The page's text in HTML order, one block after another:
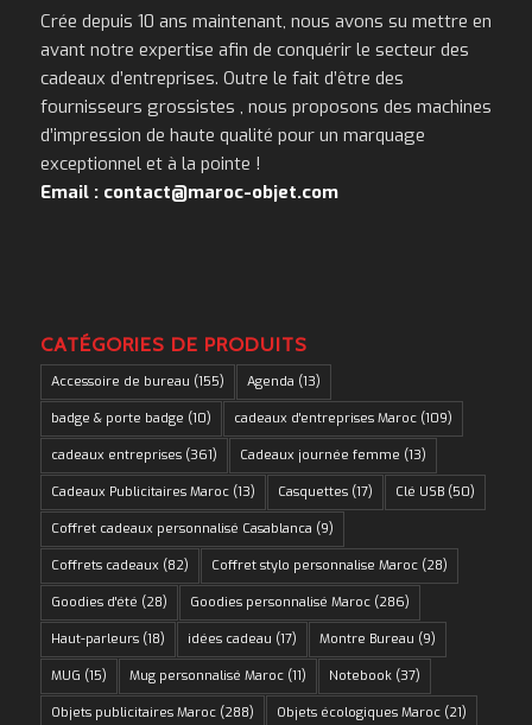
Crée depuis 10 ans maintenant, nous avons su mettre en
avant notre expertise afin de conquérir le secteur des
cadeaux d’entreprises. Outre le fait d’être des
fournisseurs grossistes , nous proposons des machines
d’impression de haute qualité pour un marquage
exceptionnel et à la pointe !
Email : contact@maroc-objet.com
CATÉGORIES DE PRODUITS
Accessoire de bureau (155) Agenda (13)
badge & porte badge (10) cadeaux d'entreprises Maroc(109)
cadeaux entreprises(361) Cadeaux journée femme (13)
Cadeaux Publicitaires Maroc(13) Casquettes(17) Clé USB(50)
Coffret cadeaux personnalisé Casablanca (9)
Coffrets cadeaux (82) Coffret stylo personnalise Maroc(28)
Goodies d'été (28) Goodies personnalisé Maroc(286)
Haut-parleurs(18) idées cadeau (17) Montre Bureau (9)
MUG (15) Mug personnalisé Maroc(11) Notebook(37)
Objets publicitaires Maroc(288) Objets écologiques Maroc(21)